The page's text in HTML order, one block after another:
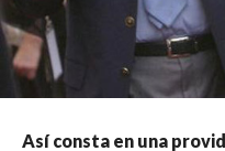
Así consta en una